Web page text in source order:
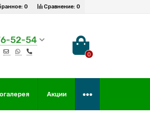
Сравнение: 0
0
52-54
0
Акции